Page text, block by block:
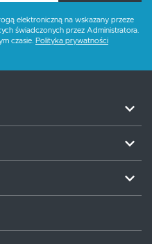
elektroniczną na wskazany przeze
świadczonych przez Administratora.
czasie. Polityka prywatności